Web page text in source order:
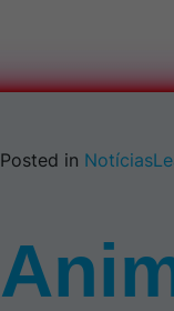
Posted in Notícias